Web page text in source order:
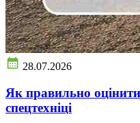
28.07.2026
Як правильно
спецтехніці